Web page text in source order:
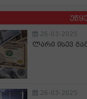
უწყება
26-03-2025
ლარი ისევ
26-03-2025